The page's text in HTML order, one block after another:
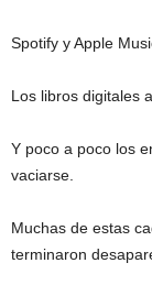
Spotify y Apple
Los libros digitales
Y poco a poco los
vaciarse.
Muchas de estas
terminaron